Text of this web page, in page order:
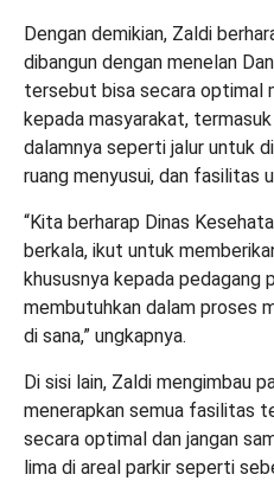
Dengan demikian, Zaldi
dibangun dengan menelan
tersebut bisa secara optimal
kepada masyarakat,
dalamnya seperti jalur untuk
ruang menyusui, dan fasilitas
“Kita berharap Dinas
berkala, ikut untuk
khususnya kepada pedagang
membutuhkan dalam proses
di sana,” ungkapnya.
Di sisi lain, Zaldi mengimbau
menerapkan semua fasilitas
secara optimal dan jangan
lima di areal parkir seperti